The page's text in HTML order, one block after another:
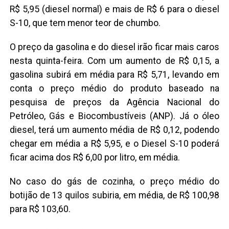
R$ 5,95 (diesel normal) e mais de R$ 6 para o diesel
S-10, que tem menor teor de chumbo.
O preço da gasolina e do diesel irão ficar mais caros
nesta quinta-feira. Com um aumento de R$ 0,15, a
gasolina subirá em média para R$ 5,71, levando em
conta o preço médio do produto baseado na
pesquisa de preços da Agência Nacional do
Petróleo, Gás e Biocombustíveis (ANP). Já o óleo
diesel, terá um aumento média de R$ 0,12, podendo
chegar em média a R$ 5,95, e o Diesel S-10 poderá
ficar acima dos R$ 6,00 por litro, em média.
No caso do gás de cozinha, o preço médio do
botijão de 13 quilos subiria, em média, de R$ 100,98
para R$ 103,60.